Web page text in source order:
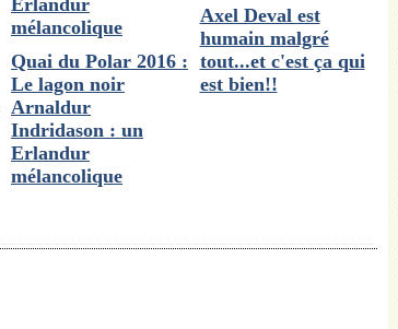
Quai du Polar 2016 :
Le lagon noir
Arnaldur
Indridason : un
Erlandur
mélancolique
Axel Deval est
humain malgré
tout...et c'est ça qui
est bien!!